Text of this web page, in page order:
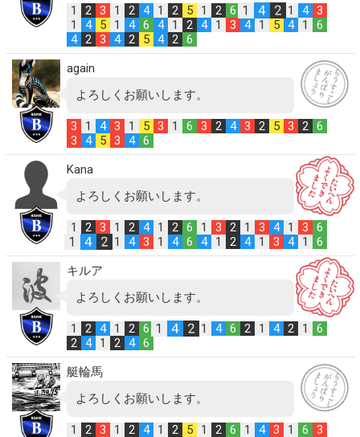
1 2 3 1 2 4 1 2 5 1 2 6 1 4 2 1 4 3
1
4 5 1 4 6 4 1 2 4 1 3 4 1 5 4 1
6
4 2 3 4 2 5 4 2 6
again
よろしくお願いします。
3 1 4 3 1 5 3 1 6 3 2 4 3 2 5 3 2 6
3
4 5 3 4 6
Kana
よろしくお願いします。
1 2 3 1 2 4 1 2 6 1 3 2 1 3 4 1 3 6
1 4 2 1 4 3 1 4 6 4 1 2 4 1 3 4 1
6
キルア
よろしくお願いします。
1 2 4 1 2 6 1 4 2 1 4 6 2 1 4 2 1
6
2 4 1 2 4 6
艇輪馬
よろしくお願いします。
1 2 3 1 2 4 1 2 5 1 2 6 1 4 3 1 6
3